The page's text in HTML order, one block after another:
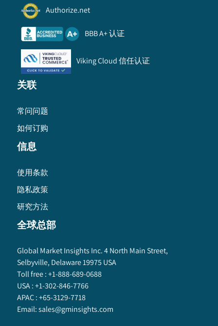
Authorize.net
BBB A+ 认证
Viking Cloud 信任认证
关联
常问问题
如何订购
信息
使用条款
隐私政策
研究方法
全球总部
Global Market Insights Inc. 4 North Main Street,
Selbyville, Delaware 19975 USA
Toll free :+1-888-689-0688
USA :+1-302-846-7766
APAC :+65-3129-7718
Email:sales@gminsights.com